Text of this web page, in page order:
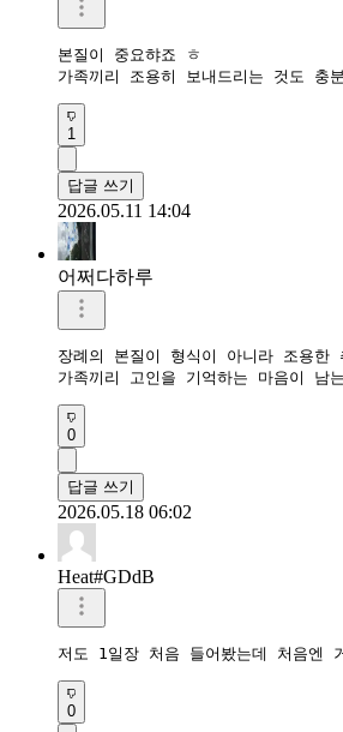
본질이 중요햐죠 ㅎ
가족끼리 조용히 보내드리는 것도 충
1
답글 쓰기
2026.05.11 14:04
어쩌다하루
장례의 본질이 형식이 아니라 조용
가족끼리 고인을 기억하는 마음이 남
0
답글 쓰기
2026.05.18 06:02
Heat#GDdB
저도 1일장 처음 들어봤는데 처음엔
0